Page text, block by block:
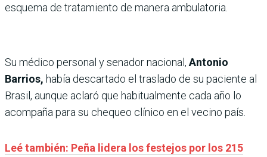
esquema de tratamiento de manera ambulatoria.
Su médico personal y senador nacional, Antonio
Barrios, había descartado el traslado de su paciente al
Brasil, aunque aclaró que habitualmente cada año lo
acompaña para su chequeo clínico en el vecino país.
Leé también: Peña lidera los festejos por los 215